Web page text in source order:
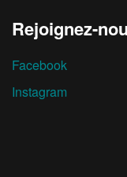
Rejoignez-
Facebook
Instagram